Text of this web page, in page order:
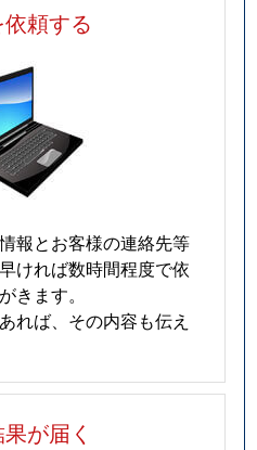
頼する
報とお客様の連絡先等
ければ数時間程度で依
きます。
れば、その内容も伝え
が届く